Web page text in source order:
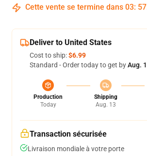
Cette vente se termine dans 03: 57
Deliver to United States
Cost to ship:$6.99
Standard - Order today to get byAug.
Production
Today
Shipping
Aug. 13
Transaction sécurisée
Livraison mondiale à votre porte